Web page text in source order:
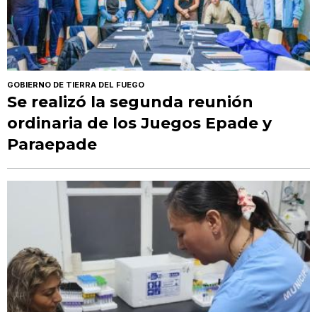
GOBIERNO DE TIERRA DEL FUEGO
Se realizó la segunda reunión
ordinaria de los Juegos Epade y
Paraepade